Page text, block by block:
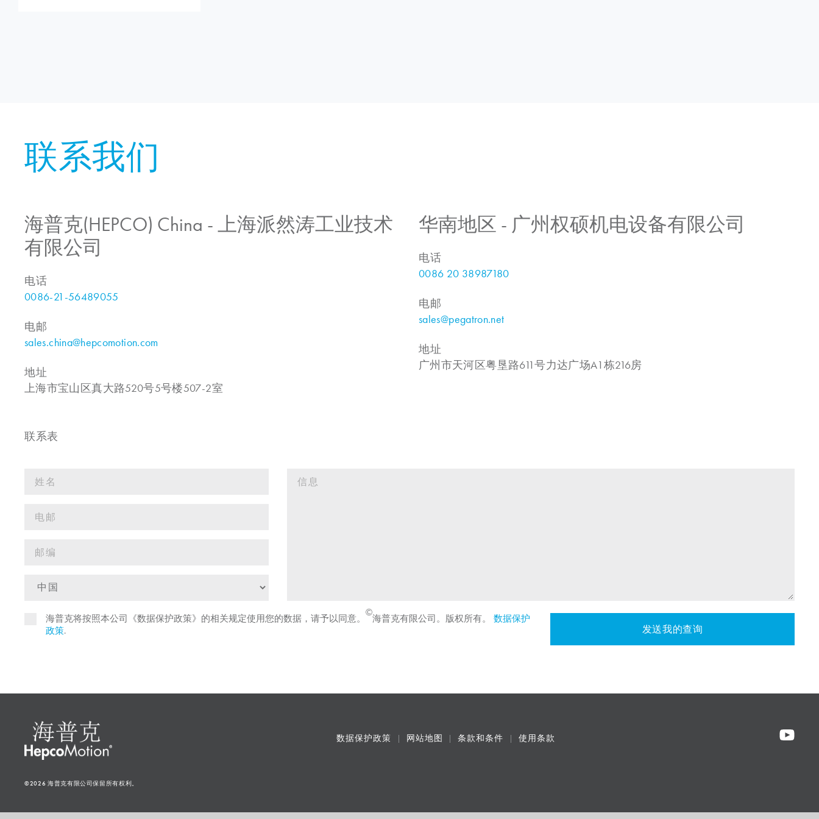
联系我们
海普克(HEPCO) China - 上海派然涛工业技术
有限公司
电话
0086-21-56489055
电邮
sales.china@hepcomotion.com
地址
上海市宝山区真大路520号5号楼507-2室
华南地区 - 广州权硕机电设备有限公司
电话
0086 20 38987180
电邮
sales@pegatron.net
地址
广州市天河区粤垦路611号力达广场A1栋216房
联系表
海普克将按照本公司《数据保护政策》的相关规定使用您的数据，请予以同意。
©
海普克有限公司。版权所有。 数据保护
政策. 发送我的查询
数据保护政策 网站地图 条款和条件 使用条款
©2026 海普克有限公司保留所有权利。